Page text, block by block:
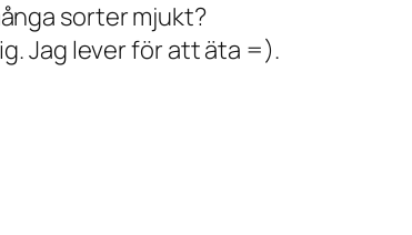
sorter mjukt?
Jag lever för att äta =).